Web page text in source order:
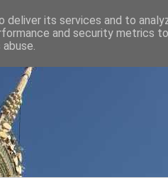
its services and to
and security metrics